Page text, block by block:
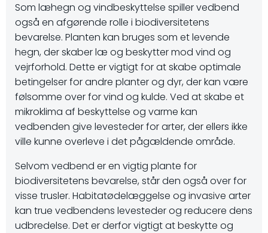
Som læhegn og vindbeskyttelse spiller vedbend
også en afgørende rolle i biodiversitetens
bevarelse. Planten kan bruges som et levende
hegn, der skaber læ og beskytter mod vind og
vejrforhold. Dette er vigtigt for at skabe optimale
betingelser for andre planter og dyr, der kan være
følsomme over for vind og kulde. Ved at skabe et
mikroklima af beskyttelse og varme kan
vedbenden give levesteder for arter, der ellers ikke
ville kunne overleve i det pågældende område.
Selvom vedbend er en vigtig plante for
biodiversitetens bevarelse, står den også over for
visse trusler. Habitatødelæggelse og invasive arter
kan true vedbendens levesteder og reducere dens
udbredelse. Det er derfor vigtigt at beskytte og